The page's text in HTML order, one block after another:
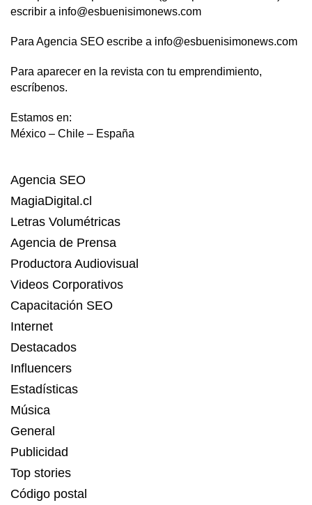
escribir a info@esbuenisimonews.com
Para Agencia SEO escribe a info@esbuenisimonews.com
Para aparecer en la revista con tu emprendimiento,
escríbenos.
Estamos en:
México – Chile – España
Agencia SEO
MagiaDigital.cl
Letras Volumétricas
Agencia de Prensa
Productora Audiovisual
Videos Corporativos
Capacitación SEO
Internet
Destacados
Influencers
Estadísticas
Música
General
Publicidad
Top stories
Código postal